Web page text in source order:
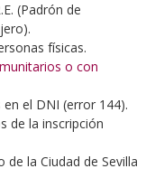
(Padrón de
físicas.
o con
el DNI (error 144).
de la inscripción
de la Ciudad de Sevilla